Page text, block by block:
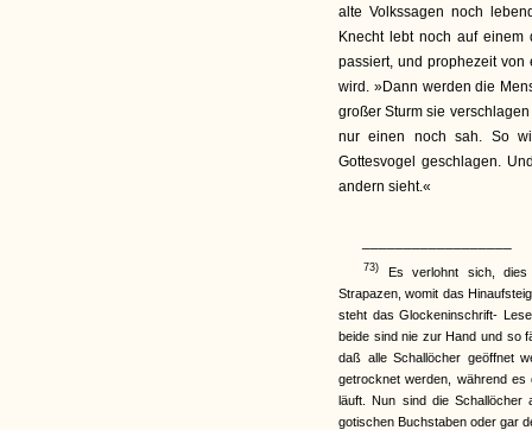
alte Volkssagen noch
Knecht lebt noch auf
passiert, und prophezeit
wird. »Dann werden die
großer Sturm sie
nur einen noch sah. So
Gottesvogel geschlagen.
andern sieht.«
73) Es verlohnt sich, dies
Strapazen, womit das
steht das Glockeninschrift-
beide sind nie zur Hand und so
daß alle Schallöcher geöffnet
getrocknet werden, während
läuft. Nun sind die
gotischen Buchstaben oder gar